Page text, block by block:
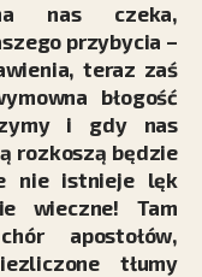
nas czeka,
przybycia –
teraz zaś
błogość
i gdy nas
rozkoszą będzie
nie istnieje lęk
wieczne! Tam
apostołów,
tłumy